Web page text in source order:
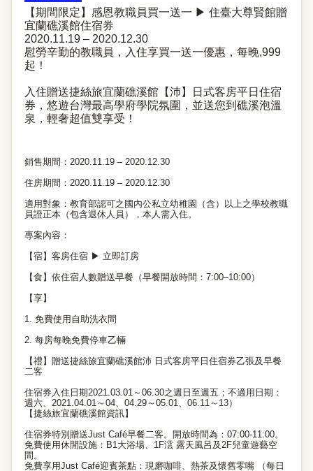
【期間限定】感恩教職員買一送一 ▶ 住臺大尊賢館贈
宜蘭礁溪館住宿券
2020.11.19 – 2020.12.30
慰勞辛勤的教職員，入住享買一送一優惠，每晚,999
起！
入住贈送捷絲旅宜蘭礁溪館【沛】日式客房平日住宿
券，悠遊台灣最高學府學院氛圍，並送您到礁溪泡溫
泉，輕奢超值雙享受！
銷售期間：2020.11.19 – 2020.12.30
住房期間：2020.11.19 – 2020.12.30
適用對象：教育部認可之國內公私立幼稚園（含）以上之學校教職
員證正本（包含退休人員），本人需入住。
專案內容：
【宿】客房住宿 ▶ 立即訂房
【食】依住宿人數贈送早餐（早餐開放時間：7:00–10:00）
【享】
1. 免費使用自助洗衣間
2. 每房每晚免費停車乙輛
【禮】贈送捷絲旅宜蘭礁溪館沛 日式客房平日住宿券乙張及早餐
二客
住宿券入住日期2021.03.01～06.30之週日至週五；不適用日期：
週六、2021.04.01～04、04.29～05.01、06.11～13）
【捷絲旅宜蘭礁溪館資訊】
住宿券特別贈送Just Café早餐二客。開放時間為：07:00-11:00。
免費使用休閒設施：B1大浴場、1F澐 露天風呂及2F兒童遊藝空
間。
免費享用Just Café迎賓茶點：現磨咖啡、熱茶及懷舊零嘴 （每日